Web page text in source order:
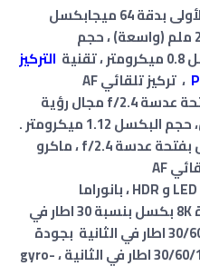
كاميرا ثلاثية الأولى بدقة 64 ميجابكسل
بفتحة عدسة f/1.9 ، بعد بؤري 26 ملم (واسعة) ، حجم
التركيز
، تركيز تلقائي AF
والثانية بدقة 13 ميجابكسل بفتحة عدسة f/2.4 مجال رؤية
و كاميرا ثالثة بدقة 5 ميجابكسل بفتحة عدسة f/2.4 ، ماكرو
بجودة 8K بكسل بنسبة 30 اطار في
الثانية بجودة 4K بكسل بنسبة 30/60 اطار في الثانية بجودة
،gyro-